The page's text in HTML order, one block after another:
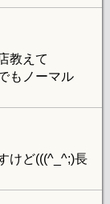
教えて
もノーマル
けど(((^_^;)長